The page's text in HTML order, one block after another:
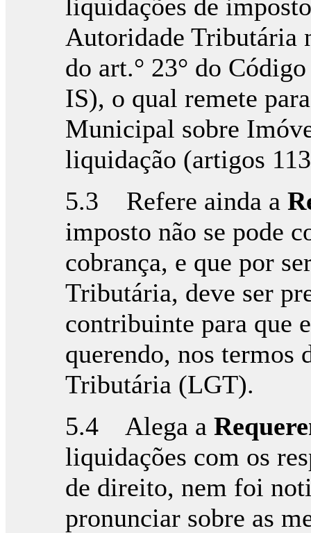
liquidações de
Autoridade Tributária
do art.° 23° do
IS), o qual remete
Municipal sobre
liquidação (artigos
5.3 Refere ainda a
imposto não se pode
cobrança, e que por
Tributária, deve ser
contribuinte para que
querendo, nos termos
Tributária (LGT).
5.4 Alega a
liquidações com os
de direito, nem foi
pronunciar sobre as